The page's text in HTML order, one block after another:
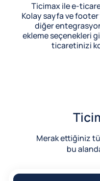
Ticimax ile e-
Kolay sayfa ve
diğer
ekleme seçenekleri
ticaretinizi
Merak ettiğiniz
bu